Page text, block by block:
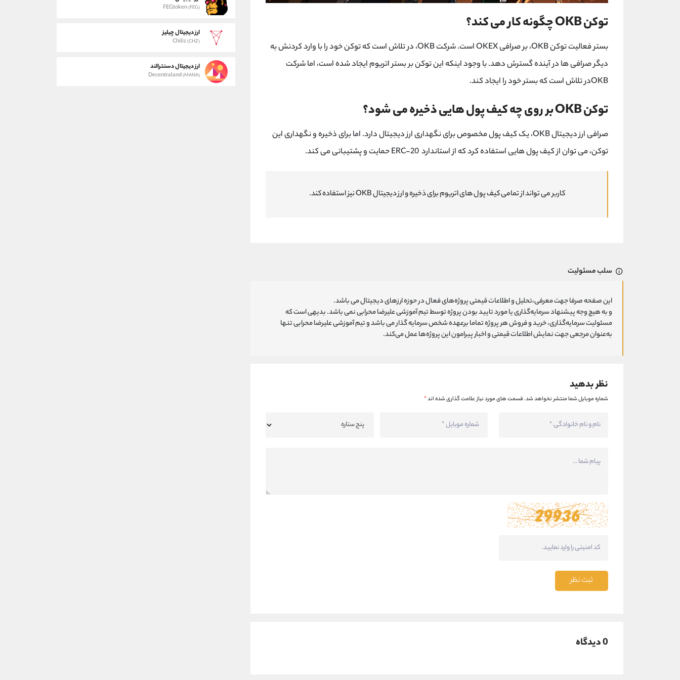
توکن OKB چگونه کار می کند؟
بستر فعالیت توکن OKB، بر صرافی OKEX است. شرکت OKB، در تلاش است که توکن خود را با وارد کردنش به
دیگر صرافی ها در آینده گسترش دهد. با وجود اینکه این توکن بر بستر اتریوم ایجاد شده است، اما شرکت
OKBدر تلاش است که بستر خود را ایجاد کند.
توکن OKB بر روی چه کیف پول هایی ذخیره می شود؟
صرافی ارز دیجیتال OKB، یک کیف پول مخصوص برای نگهداری ارز دیجیتال دارد. اما برای ذخیره و نگهداری این
توکن، می توان از کیف پول هایی استفاده کرد که از استاندارد ERC-20 حمایت و پشتیبانی می کند.
کاربر می تواند از تمامی کیف پول های اتریوم برای ذخیره و ارز دیجیتال OKB نیز استفاده کند.
سلب مسئولیت
این صفحه صرفا جهت معرفی،تحلیل و اطلاعات قیمتی پروژه‌های فعال در حوزه ارزهای دیجیتال می باشد.
و به هیچ وجه پیشنهاد سرمایه‌گذاری یا مورد تایید بودن پروژه توسط تیم آموزشی علیرضا محرابی نمی باشد. بدیهی است که
مسئولیت سرمایه‌گذاری، خرید و فروش هر پروژه تماما برعهده شخص سرمایه گذار می باشد و تیم آموزشی علیرضا محرابی تنها
به‌عنوان مرجعی جهت نمایش اطلاعات قیمتی و اخبار پیرامون این پروژه‌‌ها عمل می‌کند.
نظر بدهید
شماره موبایل شما منتشر نخواهد شد.قسمت های مورد نیاز علامت گذاری شده اند*
ثبت نظر
0 دیدگاه
FEGtoken(FEG)
ارز دیجیتال چیلیز
Chiliz(CHZ)
ارز دیجیتال دسنترالند
Decentraland(MANA)